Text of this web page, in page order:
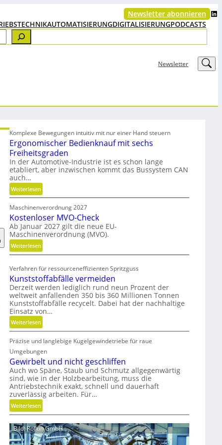
Newsletter abonnieren LinkedIn
AUTOMATISIERUNGDIGITALISIERUNGPODCASTS
Newsletter LinkedIn
Komplexe Bewegungen intuitiv mit nur einer Hand steuern
Ergonomischer Bedienknauf mit sechs
Freiheitsgraden
In der Automotive-Industrie ist es schon lange
etabliert, aber inzwischen kommt das Bussystem CAN
auch…
Weiterlesen:
E
r
g
o
n
o
m
s
c
h
e
r
B
e
d
e
n
k
n
a
u
f
m
i
t
Maschinenverordnung 2027
Kostenloser MVO-Check
Ab Januar 2027 gilt die neue EU-
Maschinenverordnung (MVO).
Weiterlesen:
K
t
e
n
l
o
s
e
M
V
O
-
C
h
e
c
k
Verfahren für ressourceneffizienten Spritzguss
Kunststoffabfälle vermeiden
Derzeit werden lediglich rund neun Prozent der
weltweit anfallenden 350 bis 360 Millionen Tonnen
Kunststoffabfälle recycelt. Dabei hat der nachhaltige
Einsatz von…
Weiterlesen:
K
u
n
s
t
s
t
o
f
f
a
b
Präzise und langlebige Kugelgewindetriebe für raue
Umgebungen
Gewirbelt und nicht geschliffen
Auch wo Späne, Staub und Schmutz allgegenwärtig
sind, wie in der Holzbearbeitung, muss die
Antriebstechnik exakt, schnell und dauerhaft
zuverlässig arbeiten. Für…
Weiterlesen:
G
e
w
i
Bild: Rollon GmbH